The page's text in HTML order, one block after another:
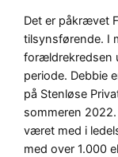
Det er påkrævet
tilsynsførende. I
forældrekredsen
periode. Debbie
på Stenløse
sommeren
været med i
med over 1.000